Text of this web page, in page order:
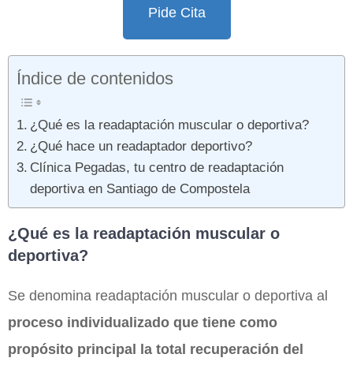
Pide Cita
Índice de contenidos
¿Qué es la readaptación muscular o deportiva?
¿Qué hace un readaptador deportivo?
Clínica Pegadas, tu centro de readaptación
deportiva en Santiago de Compostela
¿Qué es la readaptación muscular o
deportiva?
Se denomina readaptación muscular o deportiva al
proceso individualizado que tiene como
propósito principal la total recuperación del